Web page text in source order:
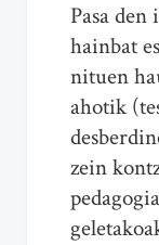
Pasa
hainbat
nituen
ahotik
zein